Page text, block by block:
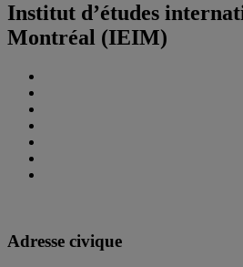
Institut d’études
Montréal (IEIM)
Adresse civique